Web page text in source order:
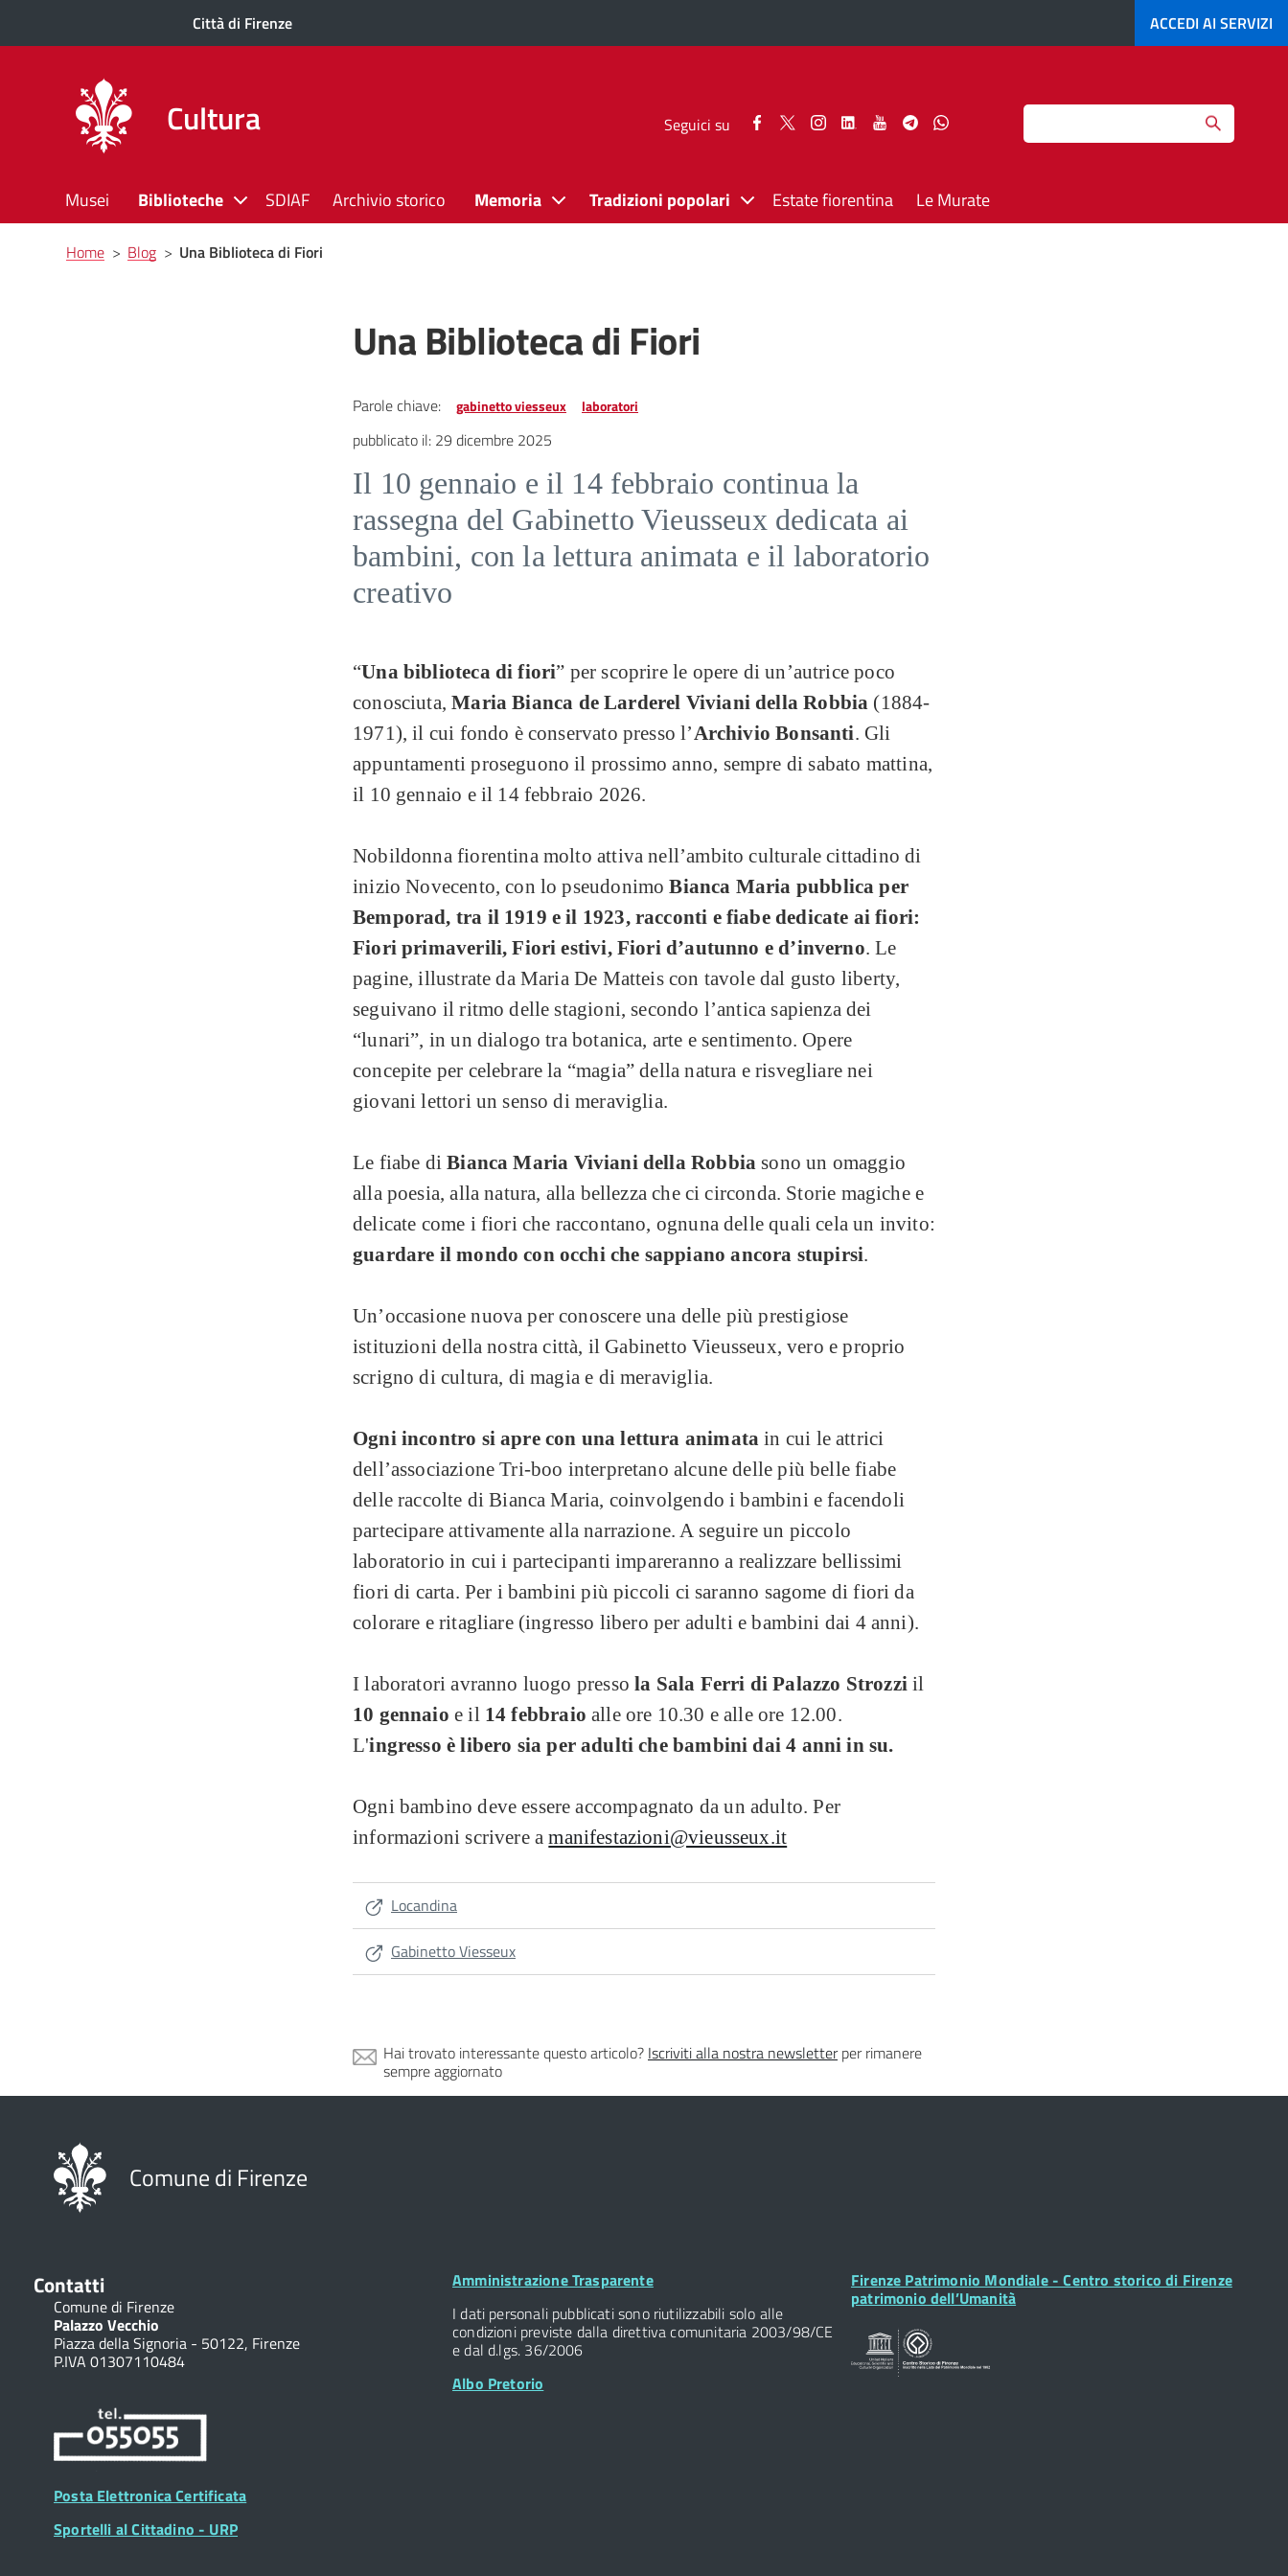
Città di Firenze ACCEDI AI SERVIZI
Cultura Seguici su
Seguici SeguiciSeguici Seguici SeguiciSeguiciSeguici
Search
Musei Biblioteche SDIAF Archivio storico Memoria Tradizioni popolari Estate fiorentina Le Murate
Briciole
di
Home> Blog> Una Biblioteca di Fiori
Una Biblioteca di Fiori
Parole chiave: gabinetto viesseux laboratori
pubblicato il: 29 dicembre 2025
Il 10 gennaio e il 14 febbraio continua la
rassegna del Gabinetto Vieusseux dedicata ai
bambini, con la lettura animata e il laboratorio
creativo
“Una biblioteca di fiori” per scoprire le opere di un’autrice poco
conosciuta,Maria Bianca de Larderel Viviani della Robbia (1884-
1971), il cui fondo è conservato presso l’Archivio Bonsanti. Gli
appuntamenti proseguono il prossimo anno, sempre di sabato mattina,
il 10 gennaio e il 14 febbraio 2026.
Nobildonna fiorentina molto attiva nell’ambito culturale cittadino di
inizio Novecento, con lo pseudonimoBianca Maria pubblica per
Bemporad, tra il 1919 e il 1923, racconti e fiabe dedicate ai fiori:
Fiori primaverili, Fiori estivi, Fiori d’autunno e d’inverno. Le
pagine, illustrate da Maria De Matteis con tavole dal gusto liberty,
seguivano il ritmo delle stagioni, secondo l’antica sapienza dei
“lunari”, in un dialogo tra botanica, arte e sentimento. Opere
concepite per celebrare la “magia” della natura e risvegliare nei
giovani lettori un senso di meraviglia.
Le fiabe diBianca Maria Viviani della Robbia sono un omaggio
alla poesia, alla natura, alla bellezza che ci circonda. Storie magiche e
delicate come i fiori che raccontano, ognuna delle quali cela un invito:
guardare il mondo con occhi che sappiano ancora stupirsi.
Un’occasione nuova per conoscere una delle più prestigiose
istituzioni della nostra città, il Gabinetto Vieusseux, vero e proprio
scrigno di cultura, di magia e di meraviglia.
Ogni incontro si apre con una lettura animata in cui le attrici
dell’associazione Tri-boo interpretano alcune delle più belle fiabe
delle raccolte di Bianca Maria, coinvolgendo i bambini e facendoli
partecipare attivamente alla narrazione. A seguire un piccolo
laboratorio in cui i partecipanti impareranno a realizzare bellissimi
fiori di carta. Per i bambini più piccoli ci saranno sagome di fiori da
colorare e ritagliare (ingresso libero per adulti e bambini dai 4 anni).
I laboratori avranno luogo pressola Sala Ferri di Palazzo Strozziil
10 gennaio e il 14 febbraioalle ore 10.30 e alle ore 12.00.
L'ingresso è libero sia per adulti che bambini dai 4 anni in su.
Ogni bambino deve essere accompagnato da un adulto. Per
informazioni scrivere amanifestazioni@vieusseux.it
Locandina
Gabinetto Viesseux
Hai trovato interessante questo articolo? Iscriviti alla nostra newsletterper rimanere
sempre aggiornato
Comune di Firenze
Contatti
Comune di Firenze
Palazzo Vecchio
Piazza della Signoria - 50122, Firenze
P.IVA 01307110484
Posta Elettronica Certificata
Sportelli al Cittadino - URP
Footer
Amministrazione Trasparente
I dati personali pubblicati sono riutilizzabili solo alle
condizioni previste dalla direttiva comunitaria 2003/98/CE
e dal d.lgs. 36/2006
Albo Pretorio
Footer
Widget
Firenze Patrimonio Mondiale - Centro storico di Firenze
patrimonio dell’Umanità